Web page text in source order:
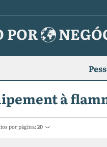
POR
à
por página:20